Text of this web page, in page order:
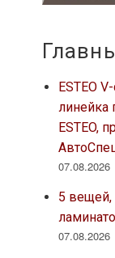
ESTEO
линейка
ESTEO,
07.08.2026
5 вещей,
07.08.2026